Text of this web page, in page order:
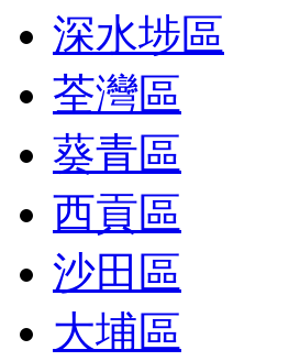
深水埗區
荃灣區
葵青區
西貢區
沙田區
大埔區